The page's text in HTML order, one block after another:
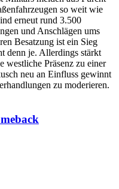
so weit wie
erneut rund 3.500
und Anschlägen ums
Besatzung ist ein Sieg
denn je. Allerdings stärkt
westliche Präsenz zu einer
neu an Einfluss gewinnt
zu moderieren.